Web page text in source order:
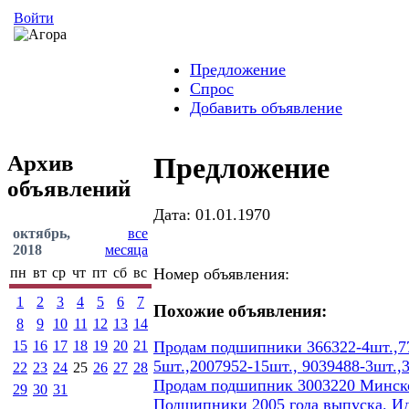
Войти
Предложение
Спрос
Добавить объявление
Архив
объявлений
октябрь,
2018
все
месяца
пн вт ср чт пт сб вс
1
2 3 4 5 6
7
8
9 10 11 12 13 14
15 16 17 18 19 20 21
22 23 24 25 26 27 28
29 30 31
Предложение
Дата: 01.01.1970
Номер объявления:
Похожие объявления:
Продам подшипники 366322-
5шт.,2007952-15шт., 9039488-
Продам подшипник 3003220
Подшипники 2005 года выпуска.